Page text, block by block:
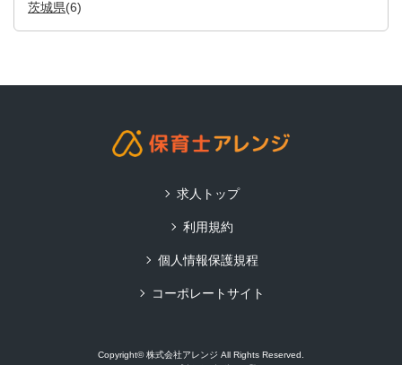
茨城県(6)
求人トップ
利用規約
個人情報保護規程
コーポレートサイト
Copyright© 株式会社アレンジ All Rights Reserved.